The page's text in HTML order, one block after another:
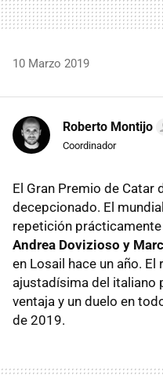
10 Marzo 2019
Roberto Montijo
Coordinador
El Gran Premio de Catar
decepcionado. El
repetición
Andrea Dovizioso y
en Losail hace un año.
ajustadísima del italiano
ventaja y un duelo en
de 2019.